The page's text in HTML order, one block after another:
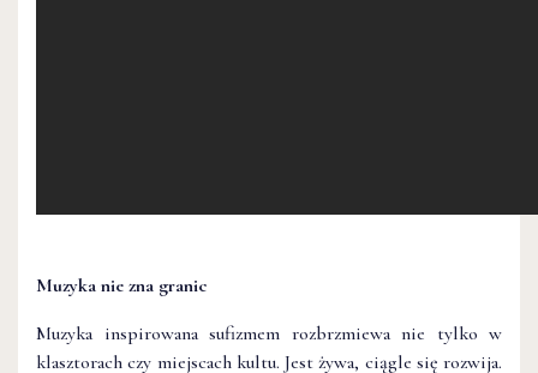
Muzyka nie zna granic
Muzyka inspirowana sufizmem rozbrzmiewa nie tylko w
klasztorach czy miejscach kultu. Jest żywa, ciągle się rozwija.